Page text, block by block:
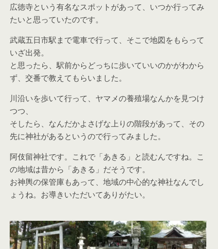
広徳寺という有名なスポットがあって、いつか行ってみ
たいと思っていたのです。
武蔵五日市駅まで電車で行って、そこで地図をもらって
いざ出発。
と思ったら、駅前からどっちに歩いていいのかがわから
ず、交番で教えてもらいました。
川沿いを歩いて行って、ヤマメの養殖場なんかを見つけ
つつ、
そしたら、なんだかよさげな上りの階段があって、その
先に神社があるというので行ってみました。
阿伎留神社です。これで「あきる」と読むんですね。こ
の地域は昔から「あきる」だそうです。
お神輿の保管庫もあって、地域の中心的な神社なんでし
ょうね。お導きいただいてありがたい。